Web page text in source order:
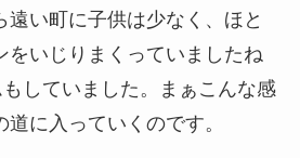
遠い町に子供は少なく、ほと
をいじりまくっていましたね
していました。まぁこんな感
に入っていくのです。